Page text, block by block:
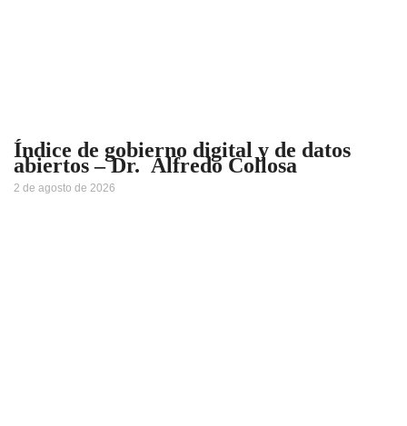
Índice de gobierno digital y de datos
abiertos – Dr. Alfredo Collosa
2 de agosto de 2026